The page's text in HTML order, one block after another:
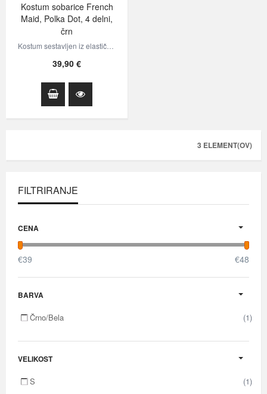
Kostum sobarice French
Maid, Polka Dot, 4 delni,
črn
39,90 €
3 ELEMENT(OV)
FILTRIRANJE
CENA
€39 €48
BARVA
Črno/Bela (1)
VELIKOST
S
(1)